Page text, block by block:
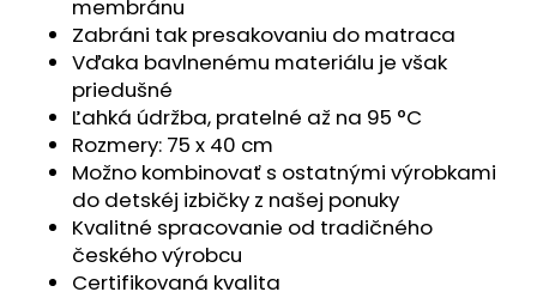
membránu
Zabráni tak presakovaniu do matraca
Vďaka bavlnenému materiálu je však
priedušné
Ľahká údržba, pratelné až na 95 °C
Rozmery: 75 x 40 cm
Možno kombinovať s ostatnými výrobkami
do detskéj izbičky z našej ponuky
Kvalitné spracovanie od tradičného
českého výrobcu
Certifikovaná kvalita
PROSTERADLO
DO
KOČIARA
NEPRIEPUSTNÉ
PRIEDUŠNÉ
BIELA
€13,41